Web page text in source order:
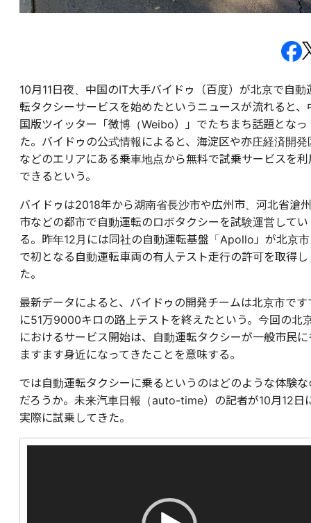
10月11日夜、中国のIT大手バイドゥ（百度）が北京で自動
転タクシーサービスを始めたというニュースが流れると、
国版ツイッター「微博（Weibo）」でたちまち話題となっ
た。バイドゥの公式情報によると、海淀区や亦庄経済開発
などのエリアにある乗車地点から無料で試乗サービスを利
できるという。
バイドゥは2018年から湖南省長沙市や広州市、河北省滄州
市などの都市で自動運転のロボタクシーを試験運営してい
る。昨年12月には同社の自動運転基盤「Apollo」が北京市
で初となる自動運転車両の有人テスト走行の許可を取得し
た。
最新データによると、バイドゥの開発チームは北京市です
に51万9000キロの路上テストを終えたという。今回の北
におけるサービス開始は、自動運転タクシーが一般市民に
ますます身近になってきたことを意味する。
では自動運転タクシーに乗るというのはどのような体験な
だろうか。未来汽車日報（auto-time）の記者が10月12日
実際に試乗してきた。